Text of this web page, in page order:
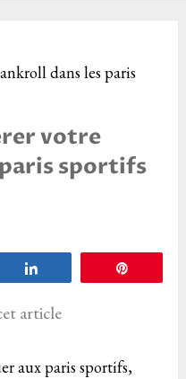
dans les paris
votre
sportifs
article
aux paris sportifs,